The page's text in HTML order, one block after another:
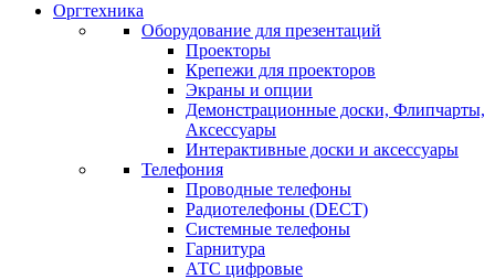
Оргтехника
Оборудование для презентаций
Проекторы
Крепежи для проекторов
Экраны и опции
Демонстрационные доски, Флипчарты,
Аксессуары
Интерактивные доски и аксессуары
Телефония
Проводные телефоны
Радиотелефоны (DECT)
Системные телефоны
Гарнитура
АТС цифровые